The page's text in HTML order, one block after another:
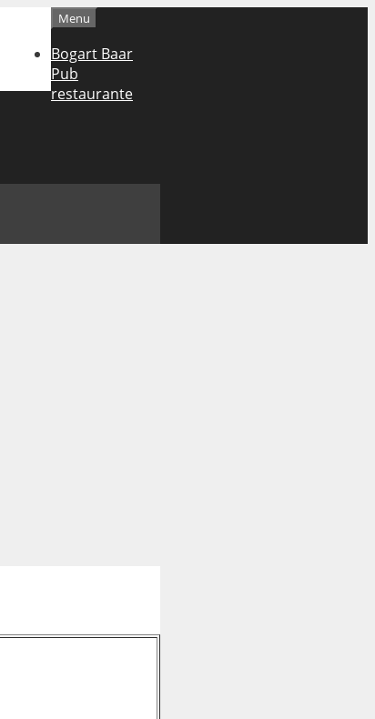
Menu
Bogart Baar
Pub
restaurante